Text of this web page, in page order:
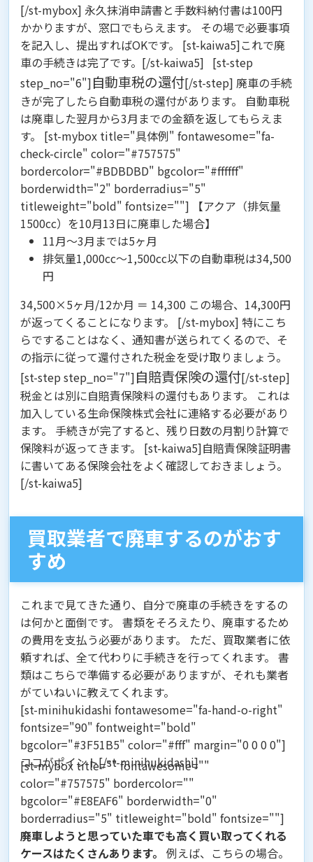
[/st-mybox] 永久抹消申請書と手数料納付書は100円
かかりますが、窓口でもらえます。 その場で必要事項
を記入し、提出すればOKです。 [st-kaiwa5]これで廃
車の手続きは完了です。[/st-kaiwa5] [st-step
step_no="6"]自動車税の還付[/st-step] 廃車の手続
きが完了したら自動車税の還付があります。 自動車税
は廃車した翌月から3月までの金額を返してもらえま
す。
[st-mybox title="具体例" fontawesome="fa-
check-circle" color="#757575"
bordercolor="#BDBDBD" bgcolor="#ffffff"
borderwidth="2" borderradius="5"
titleweight="bold" fontsize=""] 【アクア（排気量
1500cc）を10月13日に廃車した場合】
11月～3月までは5ヶ月
排気量1,000cc～1,500cc以下の自動車税は34,500
円
34,500×5ヶ月/12か月 ＝ 14,300 この場合、14,300円
が返ってくることになります。 [/st-mybox] 特にこち
らですることはなく、通知書が送られてくるので、そ
の指示に従って還付された税金を受け取りましょう。
[st-step step_no="7"]自賠責保険の還付[/st-step]
税金とは別に自賠責保険料の還付もあります。 これは
加入している生命保険株式会社に連絡する必要があり
ます。 手続きが完了すると、残り日数の月割り計算で
保険料が返ってきます。 [st-kaiwa5]自賠責保険証明書
に書いてある保険会社をよく確認しておきましょう。
[/st-kaiwa5]
買取業者で廃車するのがおす
すめ
これまで見てきた通り、 自分で廃車の手続きをするの
は何かと面倒です。 書類をそろえたり、廃車するため
の費用を支払う必要があります。 ただ、買取業者に依
頼すれば、全て代わりに手続きを行ってくれます。 書
類はこちらで準備する必要がありますが、それも業者
がていねいに教えてくれます。
[st-minihukidashi fontawesome="fa-hand-o-right"
fontsize="90" fontweight="bold"
bgcolor="#3F51B5" color="#fff" margin="0 0 0 0"]
ココがポイント[/st-minihukidashi]
[st-mybox title="" fontawesome=""
color="#757575" bordercolor=""
bgcolor="#E8EAF6" borderwidth="0"
borderradius="5" titleweight="bold" fontsize=""]
廃車しようと思っていた車でも高く買い取ってくれる
ケースはたくさんあります。 例えば、こちらの場合。